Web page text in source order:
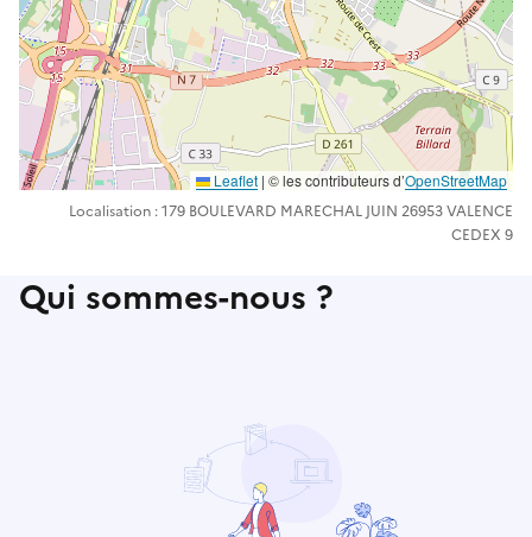
Leaflet | ©️️ les contributeurs d’OpenStreetMap
Localisation : 179 BOULEVARD MARECHAL JUIN 26953 VALENCE
CEDEX 9
Qui sommes-nous ?